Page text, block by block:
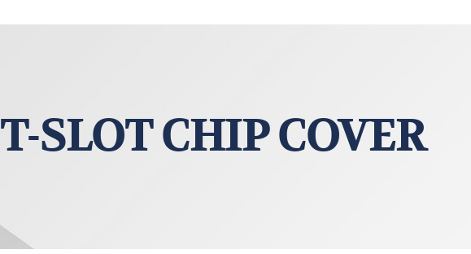
T-SLOT CHIP COVER